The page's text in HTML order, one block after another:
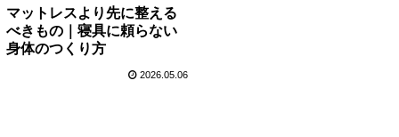
マットレスより先に整える
べきもの｜寝具に頼らない
身体のつくり方
2026.05.06